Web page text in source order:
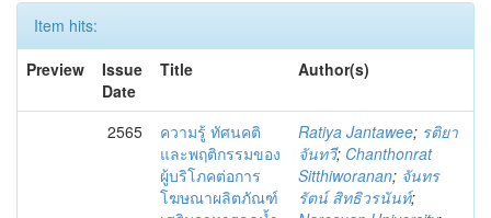
Item hits:
Preview
Issue
Date
Title Author(s)
2565
ความรู้ ทัศนคติ
และพฤติกรรมของ
ผู้บริโภคต่อการ
โฆษณาผลิตภัณฑ์
Ratiya Jantawee; รติยา
จันทวี; Chanthonrat
Sitthiworanan; จันทร
รัตน์ สิทธิวรนันท์;